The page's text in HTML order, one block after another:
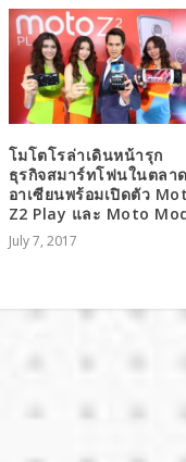
โมโตโรล่าเดินหน้ารุก
ธุรกิจสมาร์ทโฟนในตลาด
อาเซียนพร้อมเปิดตัว
Z2 Play และ Moto
July 7, 2017